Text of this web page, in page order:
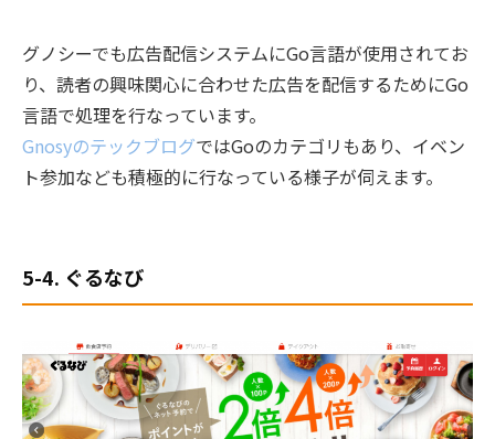
グノシーでも広告配信システムにGo言語が使用されてお
り、読者の興味関心に合わせた広告を配信するためにGo
言語で処理を行なっています。
GnosyのテックブログではGoのカテゴリもあり、イベン
ト参加なども積極的に行なっている様子が伺えます。
5-4. ぐるなび